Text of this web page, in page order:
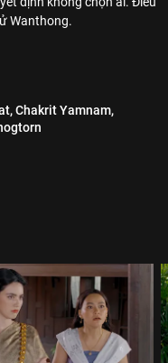
Wanthong.
Chakrit Yamnam,